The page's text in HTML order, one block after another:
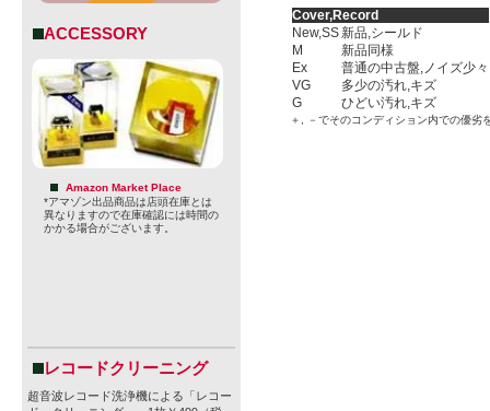
ACCESSORY
Amazon Market Place
*アマゾン出品商品は店頭在庫とは
異なりますので在庫確認には時間の
かかる場合がございます。
レコードクリーニング
超音波レコード洗浄機による「レコー
Cover,Record
New,SS新品,シールド
M
新品同様
Ex
普通の中古盤,ノイズ少々
VG
多少の汚れ,キズ
G
ひどい汚れ,キズ
＋, －でそのコンディション内での優劣